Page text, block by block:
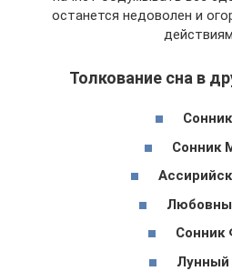
останется недоволен и
Толкование сна в
Сонник
Сонник
Лунный